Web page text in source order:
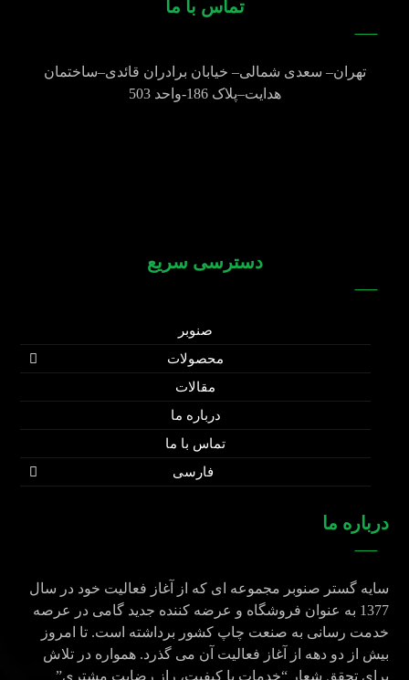
تماس با ما
تهران– سعدی شمالی– خیابان برادران قائدی–ساختمان
هدایت–پلاک 186- واحد 503
دسترسی سریع
صنوبر
محصولات
مقالات
درباره ما
تماس با ما
فارسی
درباره ما
سایه گستر صنوبر مجموعه ای که از آغاز فعالیت خود در سال
1377 به عنوان فروشگاه و عرضه کننده جدید گامی در عرصه
خدمت رسانی به صنعت چاپ کشور برداشته است. تا امروز
بیش از دو دهه از آغاز فعالیت آن می گذرد. همواره در تلاش
برای تحقق شعار “خدمات با کیفیت، راز رضایت مشتری”